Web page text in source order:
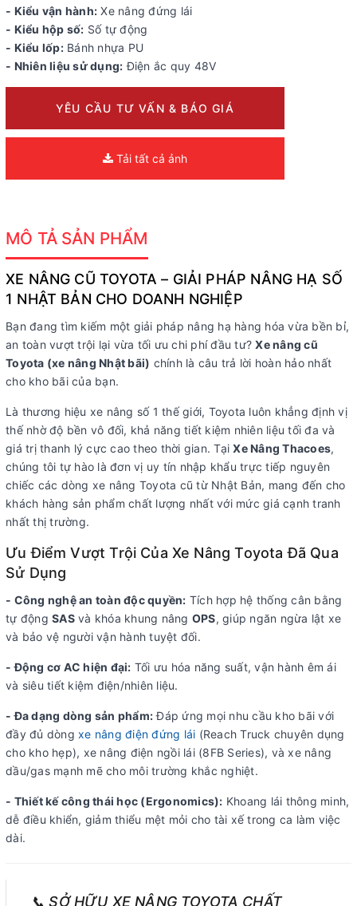
- Kiểu vận hành: Xe nâng đứng lái
- Kiểu hộp số: Số tự động
- Kiểu lốp:Bánh nhựa PU
- Nhiên liệu sử dụng: Điện ắc quy 48V
YÊU CẦU TƯ VẤN & BÁO GIÁ
Tải tất cả ảnh
MÔ TẢ SẢN PHẨM
XE NÂNG CŨ TOYOTA – GIẢI PHÁP NÂNG HẠ SỐ
1 NHẬT BẢN CHO DOANH NGHIỆP
Bạn đang tìm kiếm một giải pháp nâng hạ hàng hóa vừa bền bỉ,
an toàn vượt trội lại vừa tối ưu chi phí đầu tư?Xe nâng cũ
Toyota (xe nâng Nhật bãi) chính là câu trả lời hoàn hảo nhất
cho kho bãi của bạn.
Là thương hiệu xe nâng số 1 thế giới, Toyota luôn khẳng định vị
thế nhờ độ bền vô đối, khả năng tiết kiệm nhiên liệu tối đa và
giá trị thanh lý cực cao theo thời gian. TạiXe Nâng Thacoes,
chúng tôi tự hào là đơn vị uy tín nhập khẩu trực tiếp nguyên
chiếc các dòng xe nâng Toyota cũ từ Nhật Bản, mang đến cho
khách hàng sản phẩm chất lượng nhất với mức giá cạnh tranh
nhất thị trường.
Ưu Điểm Vượt Trội Của Xe Nâng Toyota Đã Qua
Sử Dụng
- Công nghệ an toàn độc quyền: Tích hợp hệ thống cân bằng
tự động SASvà khóa khung nâng OPS, giúp ngăn ngừa lật xe
và bảo vệ người vận hành tuyệt đối.
- Động cơ AC hiện đại: Tối ưu hóa năng suất, vận hành êm ái
và siêu tiết kiệm điện/nhiên liệu.
- Đa dạng dòng sản phẩm:Đáp ứng mọi nhu cầu kho bãi với
đầy đủ dòng xe nâng điện đứng lái (Reach Truck chuyên dụng
cho kho hẹp), xe nâng điện ngồi lái (8FB Series), và xe nâng
dầu/gas mạnh mẽ cho môi trường khắc nghiệt.
- Thiết kế công thái học (Ergonomics): Khoang lái thông minh,
dễ điều khiển, giảm thiểu mệt mỏi cho tài xế trong ca làm việc
dài.
📞 SỞ HỮU XE NÂNG TOYOTA CHẤT